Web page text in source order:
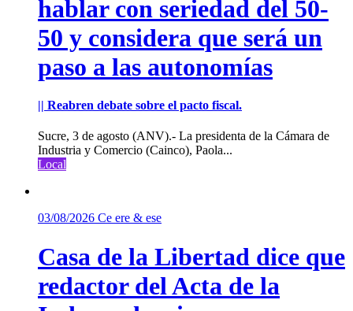
hablar con seriedad del 50-
50 y considera que será un
paso a las autonomías
|| Reabren debate sobre el pacto fiscal.
Sucre, 3 de agosto (ANV).- La presidenta de la Cámara de
Industria y Comercio (Cainco), Paola...
Local
03/08/2026 Ce ere & ese
Casa de la Libertad dice que
redactor del Acta de la